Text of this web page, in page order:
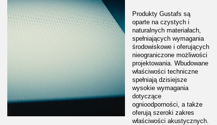
Produkty Gustafs są
oparte na czystych i
naturalnych materiałach,
spełniających wymagania
środowiskowe i oferujących
nieograniczone możliwości
projektowania. Wbudowane
właściwości techniczne
spełniają dzisiejsze
wysokie wymagania
dotyczące
ognioodporności, a także
oferują szeroki zakres
właściwości akustycznych.